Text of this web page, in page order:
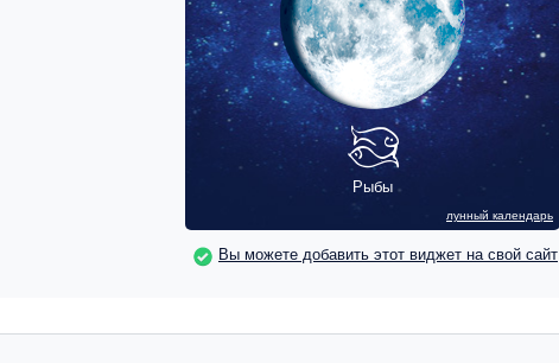
Рыбы
лунный календарь
Вы можете добавить этот виджет на свой сайт